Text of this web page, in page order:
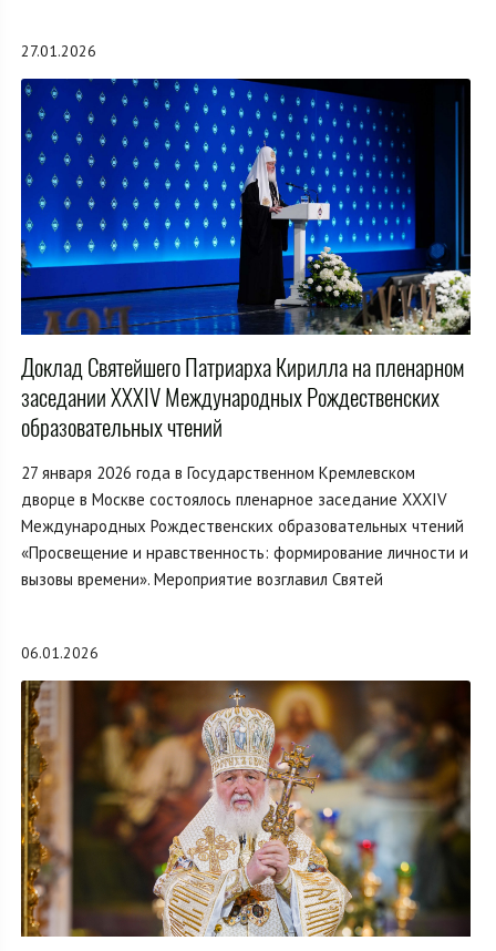
27.01.2026
Доклад Святейшего Патриарха Кирилла на пленарном
заседании XXXIV Международных Рождественских
образовательных чтений
27 января 2026 года в Государственном Кремлевском
дворце в Москве состоялось пленарное заседание XXXIV
Международных Рождественских образовательных чтений
«Просвещение и нравственность: формирование личности и
вызовы времени». Мероприятие возглавил Святей
06.01.2026